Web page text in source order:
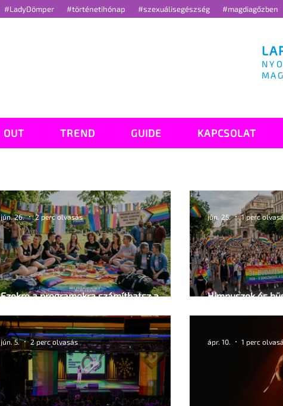
#LadyDömper #történetihónap #szexuálisegészség #magdiagőzben
OUT TREND GUIDE KAPCSOLAT
Ezekre a programokra számíthatsz a
jún. 26. 2 perc olvasás
Himnuszok és
Pride Felvonulás
jún. 25. 1 perc
jún. 5. 2 perc olvasás ápr. 10. 1 perc